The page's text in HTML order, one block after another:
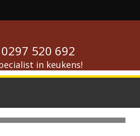
0297 520 692
in keukens!